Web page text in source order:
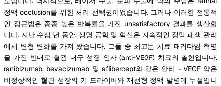
정맥 occlusion를 위한 처리 선택권이었습니다. 그러나 이러한 전통적
인 접근법은 종종 높은 반복률을 가진 unsatisfactory 결과를 생산합
니다. 지난 수십 년 동안, 생명 공학 및 혁신은 지속적인 정맥 폐색 관리
에서 변형 변화를 가져 왔습니다. 그들 중 최고는 치료 패러다임 혁명
을 가진 반대로 혈관 내구 성장 인자 (anti-VEGF) 치료의 출현입니다.
ranibizumab, bevacizumab 및 aflibercept와 같은 안티 - VEGF 약은
비정상적인 혈관 성장의 키 드라이버와 재선형 정맥 발병에 누설입니